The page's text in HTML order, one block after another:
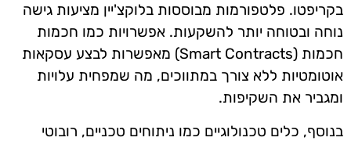
בקריפטו. פלטפורמות מבוססות בלוקצ'יין מציעות גישה
נוחה ובטוחה יותר להשקעות. אפשרויות כמו חכמות
חכמות (Smart Contracts) מאפשרות לבצע עסקאות
אוטומטיות ללא צורך במתווכים, מה שמפחית עלויות
ומגביר את השקיפות.
בנוסף, כלים טכנולוגיים כמו ניתוחים טכניים, רובוטי